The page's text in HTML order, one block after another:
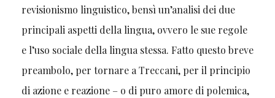
revisionismo linguistico, bensì un’analisi dei due
principali aspetti della lingua, ovvero le sue regole
e l’uso sociale della lingua stessa. Fatto questo breve
preambolo, per tornare a Treccani, per il principio
di azione e reazione – o di puro amore di polemica,